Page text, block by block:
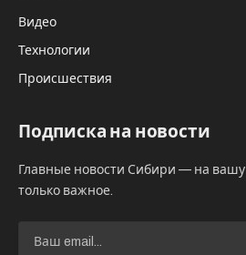
Видео
Технологии
Происшествия
Подписка на новости
Главные новости Сибири — на вашу
только важное.